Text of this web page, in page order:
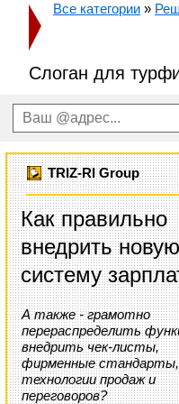
Все категории »
Cлоган для
TRIZ-RI Group
Как правильно
внедрить новую
систему
А также - грамотно
перераспределить
внедрить чек-листы,
фирменные стандарты,
технологии продаж и
переговоров?